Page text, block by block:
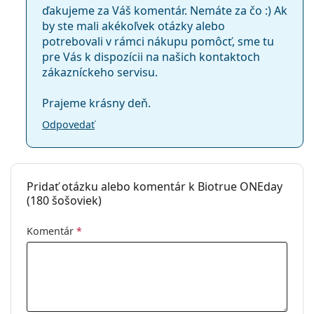
Ako dlho môžete nosiť šošovky Biotrue
ONEday?
Môžete spať v šošovkách Biotrue ONEday?
Aký je rozdiel medzi 30-kusovým balením, 90-
kusovým balením a 180-kusovým balením
šošoviek Biotrue ONEday?
Ostatné jednodenné kontaktné
Lenjoy 1 Day Comfort
Balenie
Výrobca:
Bausch & Lomb
krabičke:
180
Hmotnosť:
564 g
Ostatné
Kategória:
Kontaktné šošovky
Sférické a asférické šošovky
ďakujeme za Váš komentár. Nemáte za čo :) Ak
by ste mali akékoľvek otázky alebo
potrebovali v rámci nákupu pomôcť, sme tu
pre Vás k dispozícii na našich kontaktoch
zákazníckeho servisu.
Prajeme krásny deň.
Odpovedať
Pridať otázku alebo komentár k Biotrue ONEday
(180 šošoviek)
Komentár *